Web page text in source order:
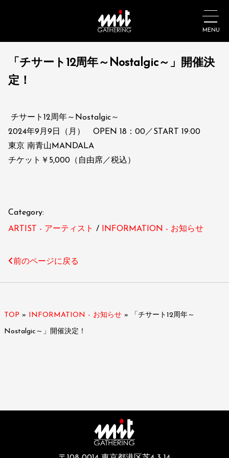
MENU
「チサート12周年～Nostalgic～」開催決
定！
チサート12周年～Nostalgic～
2024年9月9日（月） OPEN 18：00／START 19:00
東京 南青山MANDALA
チケット￥5,000（自由席／税込）
Category:
ARTIST - アーティスト
INFORMATION - お知らせ
前のページに戻る
TOP » INFORMATION - お知らせ » 「チサート12周年～
Nostalgic～」開催決定！